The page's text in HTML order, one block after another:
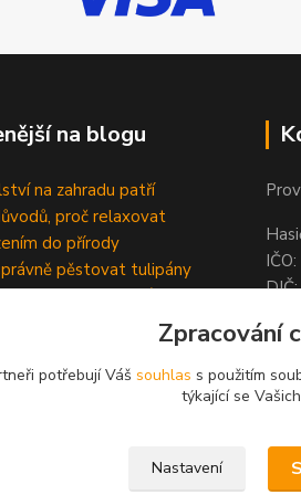
na blogu
na zahradu patří
proč relaxovat
do přírody
pěstovat tulipány
generovaný článek
779
Zpracování
potřebují Váš souhlas s použitím
týkající se
Nastavení